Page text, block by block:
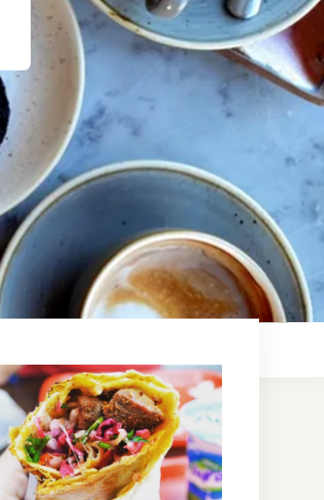
Unde să mănânci în
Istanbul. Restaurantele
noastre preferate